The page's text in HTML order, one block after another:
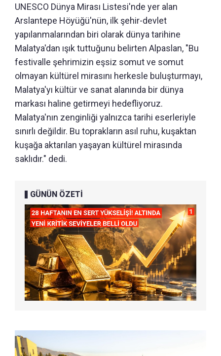
UNESCO Dünya Mirası Listesi'nde yer alan
Arslantepe Höyüğü'nün, ilk şehir-devlet
yapılanmalarından biri olarak dünya tarihine
Malatya'dan ışık tuttuğunu belirten Alpaslan, "Bu
festivalle şehrimizin eşsiz somut ve somut
olmayan kültürel mirasını herkesle buluşturmayı,
Malatya'yı kültür ve sanat alanında bir dünya
markası haline getirmeyi hedefliyoruz.
Malatya'nın zenginliği yalnızca tarihi eserleriyle
sınırlı değildir. Bu toprakların asıl ruhu, kuşaktan
kuşağa aktarılan yaşayan kültürel mirasında
saklıdır." dedi.
GÜNÜN ÖZETİ